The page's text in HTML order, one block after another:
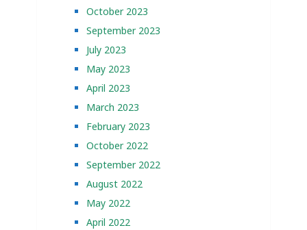
October 2023
September 2023
July 2023
May 2023
April 2023
March 2023
February 2023
October 2022
September 2022
August 2022
May 2022
April 2022